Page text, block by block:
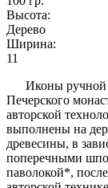
Высота:
Дерево
Ширина:
11
Иконы ручной
Печерского
авторской
выполнены на
древесины, в
поперечными
паволокой*,